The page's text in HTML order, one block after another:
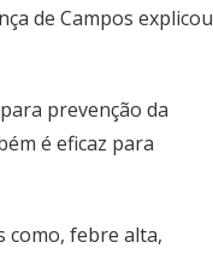
de Campos explicou
prevenção da
é eficaz para
como, febre alta,